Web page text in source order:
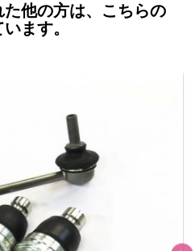
他の方は、こちらの
ます。